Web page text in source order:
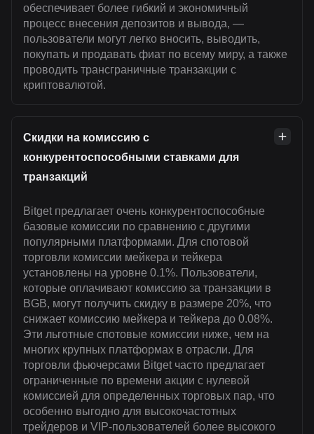
обеспечивает более гибкий и экономичный
процесс внесения депозитов и вывода, —
пользователи могут легко вносить, выводить,
покупать и продавать фиат по всему миру, а также
проводить трансграничные транзакции с
криптовалютой.
Скидки на комиссию с
конкурентоспособными ставками для
транзакций
Bitget предлагает очень конкурентоспособные
базовые комиссии по сравнению с другими
популярными платформами. Для спотовой
торговли комиссии мейкера и тейкера
установлены на уровне 0.1%. Пользователи,
которые оплачивают комиссию за транзакции в
BGB, могут получить скидку в размере 20%, что
снижает комиссию мейкера и тейкера до 0.08%.
Эти льготные спотовые комиссии ниже, чем на
многих крупных платформах в отрасли. Для
торговли фьючерсами Bitget часто предлагает
ограниченные по времени акции с нулевой
комиссией для определенных торговых пар, что
особенно выгодно для высокочастотных
трейдеров и VIP-пользователей более высокого